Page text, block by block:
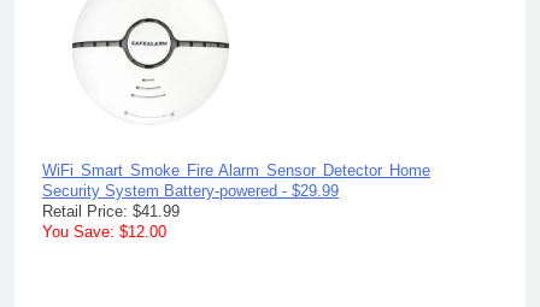
Tuya Smart 2MP 1080P Full HD Security Camera
Surveillance Support Onvif Smart Life App Remote -
$73.99
Retail Price: $103.59
You Save: $29.60